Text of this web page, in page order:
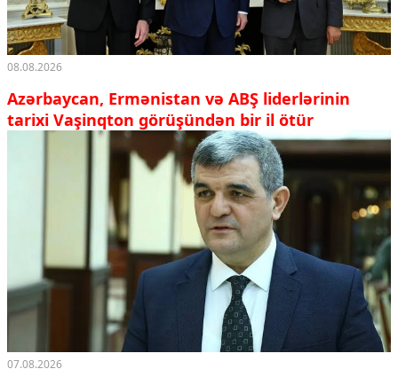
08.08.2026
Azərbaycan, Ermənistan və ABŞ liderlərinin
tarixi Vaşinqton görüşündən bir il ötür
07.08.2026